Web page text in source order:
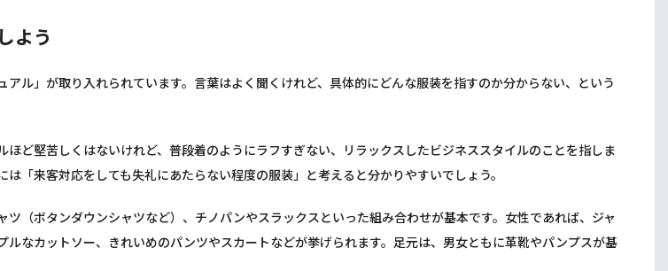
よう
アル」が取り入れられています。言葉はよく聞くけれど、具体的にどんな服装を指すのか分からない、という
ほど堅苦しくはないけれど、普段着のようにラフすぎない、リラックスしたビジネススタイルのことを指しま
「来客対応をしても失礼にあたらない程度の服装」と考えると分かりやすいでしょう。
ツ（ボタンダウンシャツなど）、チノパンやスラックスといった組み合わせが基本です。女性であれば、ジャ
ルなカットソー、きれいめのパンツやスカートなどが挙げられます。足元は、男女ともに革靴やパンプスが基